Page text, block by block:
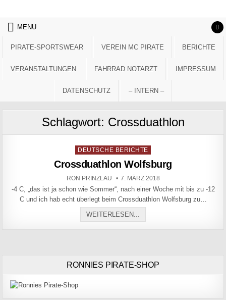
MENU
PIRATE-SPORTSWEAR VEREIN MC PIRATE BERICHTE
VERANSTALTUNGEN FAHRRAD NOTARZT IMPRESSUM
DATENSCHUTZ – INTERN –
Schlagwort: Crossduathlon
Posted in
DEUTSCHE BERICHTE
Crossduathlon Wolfsburg
AUTHOR:
RON PRINZLAU PUBLISHED DATE:
7. MÄRZ 2018
-4 C, „das ist ja schon wie Sommer“, nach einer Woche mit bis zu -12
C und ich hab echt überlegt beim Crossduathlon Wolfsburg zu…
WEITERLESEN...
RONNIES PIRATE-SHOP